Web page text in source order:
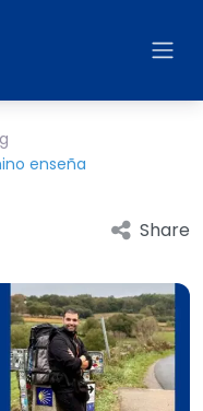
enseña
Share